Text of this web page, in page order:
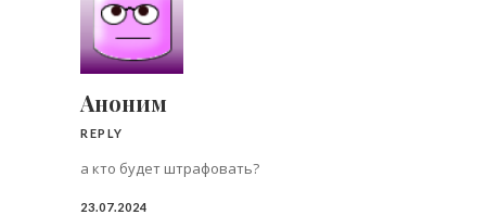
Аноним
REPLY
а кто будет штрафовать?
23.07.2024